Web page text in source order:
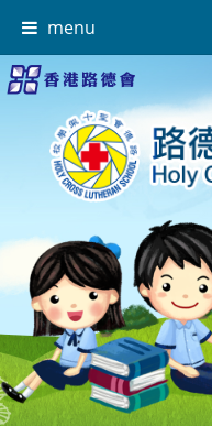
menu